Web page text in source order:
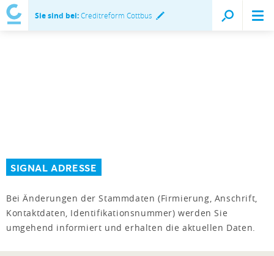
Sie sind bei:Creditreform Cottbus
SIGNAL ADRESSE
Bei Änderungen der Stammdaten (Firmierung, Anschrift,
Kontaktdaten, Identifikationsnummer) werden Sie
umgehend informiert und erhalten die aktuellen Daten.